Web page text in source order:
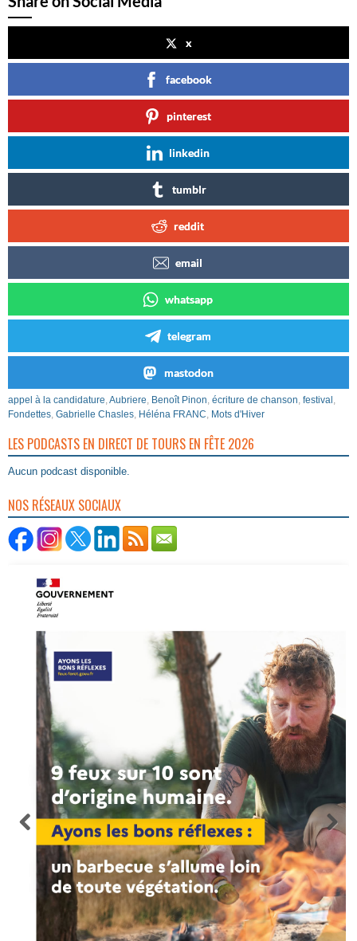
x
facebook
pinterest
linkedin
tumblr
reddit
email
whatsapp
telegram
mastodon
appel à la candidature,Aubriere, Benoît Pinon, écriture de chanson, festival ,
Fondettes, Gabrielle Chasles, Héléna FRANC, Mots d'Hiver
LES PODCASTS EN DIRECT DE TOURS EN FÊTE 2026
Aucun podcast disponible.
NOS RÉSEAUX SOCIAUX